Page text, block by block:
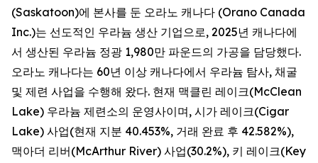
(Saskatoon)에 본사를 둔 오라노 캐나다 (Orano Canada
Inc.)는 선도적인 우라늄 생산 기업으로, 2025년 캐나다에
서 생산된 우라늄 정광 1,980만 파운드의 가공을 담당했다.
오라노 캐나다는 60년 이상 캐나다에서 우라늄 탐사, 채굴
및 제련 사업을 수행해 왔다. 현재 맥클린 레이크(McClean
Lake) 우라늄 제련소의 운영사이며, 시가 레이크(Cigar
Lake) 사업(현재 지분 40.453%, 거래 완료 후 42.582%),
맥아더 리버(McArthur River) 사업(30.2%), 키 레이크(Key